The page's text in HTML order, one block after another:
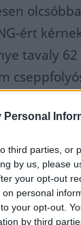
Personal
third parties, or
by us, please
your opt-out
personal
your opt-out.
by third
ért
tavaly